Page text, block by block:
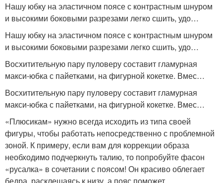
Нашу юбку на эластичном поясе с контрастным шнуром
и высокими боковыми разрезами легко сшить, удо…
Нашу юбку на эластичном поясе с контрастным шнуром
и высокими боковыми разрезами легко сшить, удо…
Восхитительную пару пуловеру составит гламурная
макси-юбка с пайетками, на фигурной кокетке. Вмес…
Восхитительную пару пуловеру составит гламурная
макси-юбка с пайетками, на фигурной кокетке. Вмес…
«Плюсикам» нужно всегда исходить из типа своей
фигуры, чтобы работать непосредственно с проблемной
зоной. К примеру, если вам для коррекции образа
необходимо подчеркнуть талию, то попробуйте фасон
«русалка» в сочетании с поясом! Он красиво облегает